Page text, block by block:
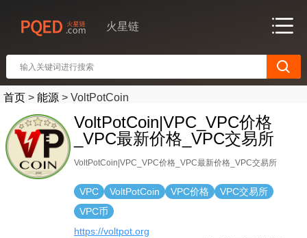
火星链
首页 > 能源 > VoltPotCoin
VoltPotCoin|VPC_VPC价格
_VPC最新价格_VPC交易所
VoltPotCoin|VPC_VPC价格_VPC最新价格_VPC交易所
VPC VoltPotCoin VPC价格
VPC交易所
VPC币
https://voltpot.org